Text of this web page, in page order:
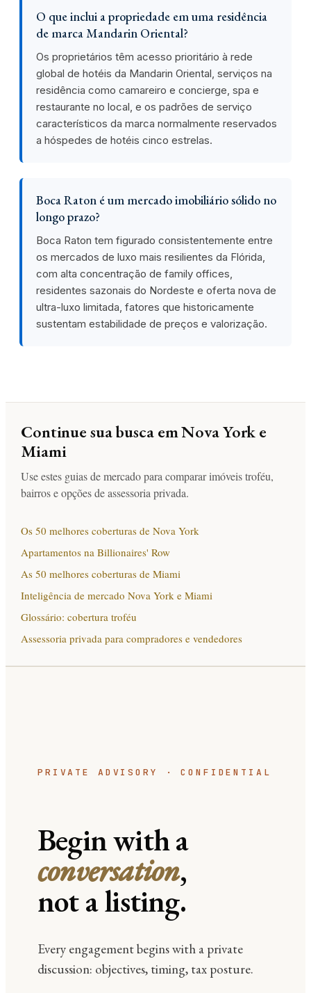
O que inclui a propriedade em uma residência
de marca Mandarin Oriental?
Os proprietários têm acesso prioritário à rede
global de hotéis da Mandarin Oriental, serviços na
residência como camareiro e concierge, spa e
restaurante no local, e os padrões de serviço
característicos da marca normalmente reservados
a hóspedes de hotéis cinco estrelas.
Boca Raton é um mercado imobiliário sólido no
longo prazo?
Boca Raton tem figurado consistentemente entre
os mercados de luxo mais resilientes da Flórida,
com alta concentração de family offices,
residentes sazonais do Nordeste e oferta nova de
ultra-luxo limitada, fatores que historicamente
sustentam estabilidade de preços e valorização.
Continue sua busca em Nova York e
Miami
Use estes guias de mercado para comparar imóveis troféu,
bairros e opções de assessoria privada.
Os 50 melhores coberturas de Nova York
Apartamentos na Billionaires' Row
As 50 melhores coberturas de Miami
Inteligência de mercado Nova York e Miami
Glossário: cobertura troféu
Assessoria privada para compradores e vendedores
PRIVATE ADVISORY · CONFIDENTIAL
Begin with a
conversation,
not a listing.
Every engagement begins with a private
discussion: objectives, timing, tax posture.